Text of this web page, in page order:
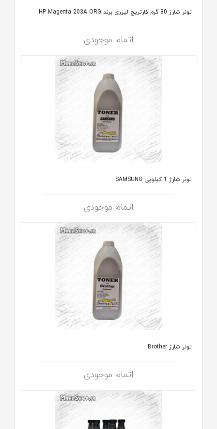
تونر شارژ 80 گرم کارتریج لیزری برند HP Magenta 203A ORG
اتمام موجودی
تونر شارژ 1 کیلویی SAMSUNG
اتمام موجودی
تونر شارژ Brother
اتمام موجودی